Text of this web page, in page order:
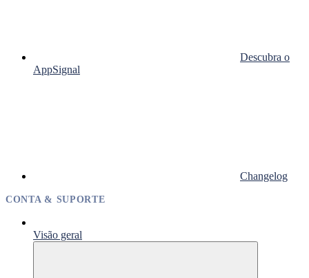
Descubra o
AppSignal
Changelog
CONTA & SUPORTE
Visão geral